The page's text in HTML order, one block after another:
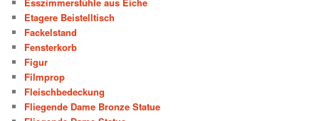
Etagere Beistelltisch
Fackelstand
Fensterkorb
Figur
Filmprop
Fleischbedeckung
Fliegende Dame Bronze Statue